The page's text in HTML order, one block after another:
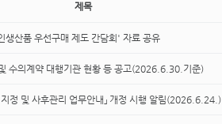
제목
산품 우선구매 제도 간담회' 자료 공유
수의계약 대행기관 현황 등 공고(2026.6.30.기준)
지정 및 사후관리 업무안내」 개정 시행 알림(2026.6.24.)